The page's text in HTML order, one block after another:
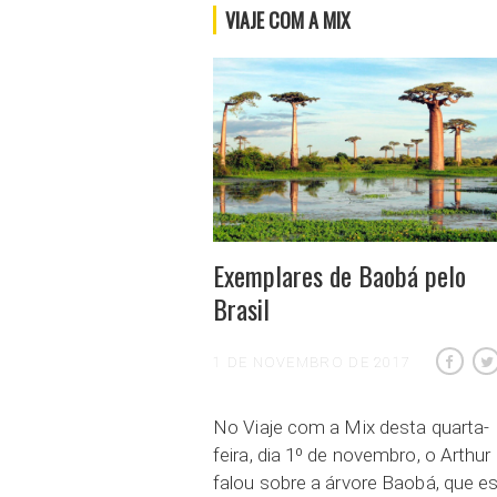
VIAJE COM A MIX
Exemplares de Baobá pelo
Brasil
1 DE NOVEMBRO DE 2017
No Viaje com a Mix desta quarta-
feira, dia 1º de novembro, o Arthur
falou sobre a árvore Baobá, que